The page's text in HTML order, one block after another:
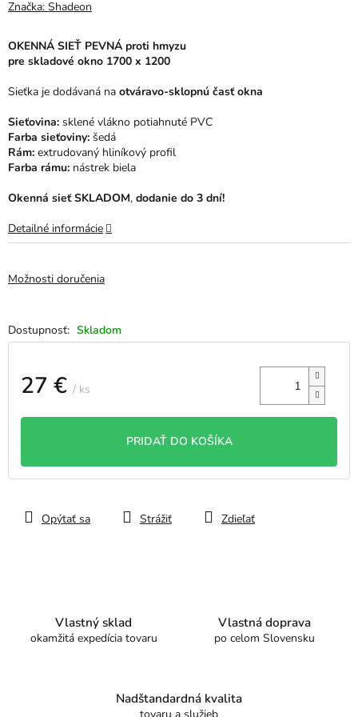
Skladom
Možnosti doručenia
27 € / ks
PRIDAŤ DO KOŠÍKA
OKENNÁ SIEŤ PEVNÁ proti hmyzu
pre skladové okno 1700 x 1200
Sieťka je dodávaná na otváravo-sklopnú časť okna
Sieťovina: sklené vlákno potiahnuté PVC
Farba sieťoviny: šedá
Rám: extrudovaný hliníkový profil
Farba rámu: nástrek biela
Okenná sieť SKLADOM, dodanie do 3 dní!
Detailné informácie
Opýtať sa Strážiť Zdieľať
produktu
z
5
Značka: Shadeon
Vlastný sklad
okamžitá expedícia tovaru
Vlastná doprava
po celom Slovensku
Nadštandardná kvalita